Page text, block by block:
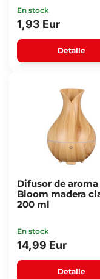
En stock
1,93 Eur
Detalle
Difusor de aroma
Bloom madera
200 ml
En stock
14,99 Eur
Detalle